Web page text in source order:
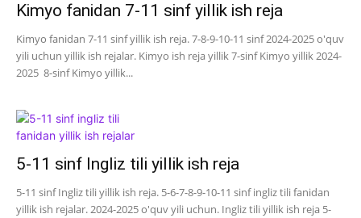
Kimyo fanidan 7-11 sinf yillik ish reja
Kimyo fanidan 7-11 sinf yillik ish reja. 7-8-9-10-11 sinf 2024-2025 o'quv
yili uchun yillik ish rejalar. Kimyo ish reja yillik 7-sinf Kimyo yillik 2024-
2025 8-sinf Kimyo yillik...
5-11 sinf Ingliz tili yillik ish reja
5-11 sinf Ingliz tili yillik ish reja. 5-6-7-8-9-10-11 sinf ingliz tili fanidan
yillik ish rejalar. 2024-2025 o'quv yili uchun. Ingliz tili yillik ish reja 5-